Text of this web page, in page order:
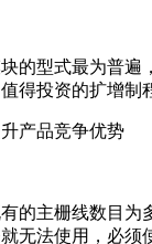
的型式最为普
得投资的扩增制
的主栅线数目
无法使用，必须